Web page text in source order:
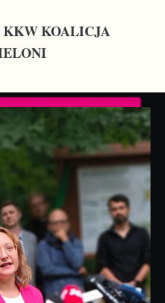
KKW KOALICJA